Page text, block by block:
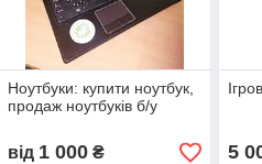
Ноутбуки: купити ноутбук,
продаж ноутбуків б/у
від 1 000₴ 5